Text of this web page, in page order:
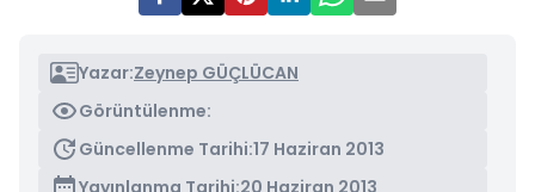
Yazar:Zeynep GÜÇLÜCAN
Görüntülenme:
Güncellenme Tarihi:17 Haziran 2013
Yayınlanma Tarihi:20 Haziran 2013